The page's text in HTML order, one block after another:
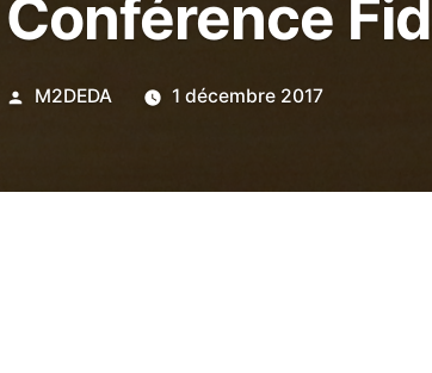
Conférence
M2DEDA 1 décembre 2017